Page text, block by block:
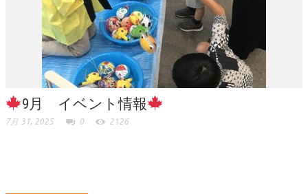
9月 イベント情報
7月 31, 2025 0 2126